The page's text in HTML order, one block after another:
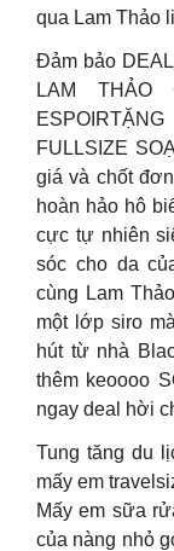
qua Lam Thảo
Đảm bảo
LAM
FULLSIZE
giá và chốt
hoàn hảo hô
cực tự nhiên
sóc cho da
cùng Lam
một lớp siro
hút từ nhà
thêm keoooo
ngay deal hời
Tung tăng du
mấy em
Mấy em sữa
của nàng nhỏ